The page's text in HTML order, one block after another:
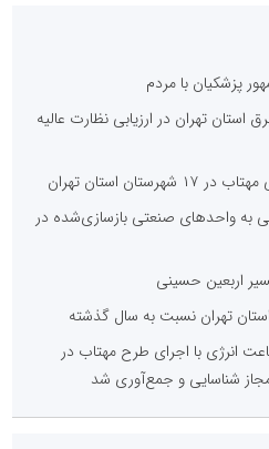
پزشکیان با مردم
تهران در ارزیابی نظارت عالیه
استان تهران
به واحدهای صنعتی بازسازی‌شده در
اربعین حسینی
انرژی با اجرای طرح مهتاب در